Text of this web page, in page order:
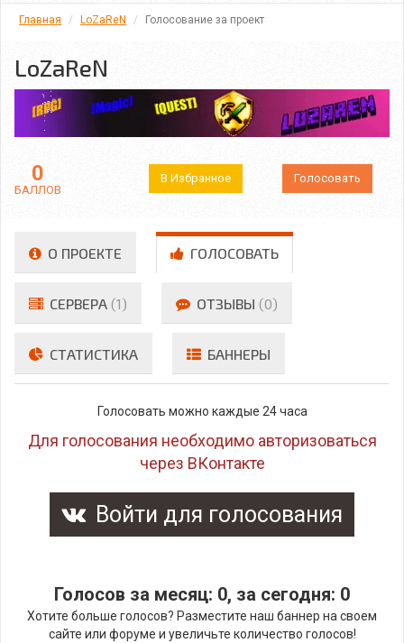
Главная LoZaReN Голосование за проект
LoZaReN
0
БАЛЛОВ
В Избранное Голосовать
О ПРОЕКТЕ ГОЛОСОВАТЬ
СЕРВЕРА (1) ОТЗЫВЫ (0)
СТАТИСТИКА БАННЕРЫ
Голосовать можно каждые 24 часа
Для голосования необходимо авторизоваться
через ВКонтакте
Войти для голосования
Голосов за месяц: 0, за сегодня: 0
Хотите больше голосов? Разместите наш баннер на своем
сайте или форуме и увеличьте количество голосов!